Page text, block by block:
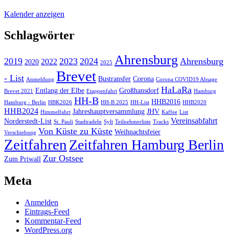
Kalender anzeigen
Schlagwörter
2019 2020 2022 2023 2024 2025 Ahrensburg Ahrensburg
- List Anmeldung Brevet Bustransfer Corona Corona COVID19 Absage
Brevet 2021 Entlang der Elbe Etappenfahrt Großhansdorf HaLaRa Hamburg
Hamburg - Berlin HBK2026 HH-B HH-B 2025 HH-List HHB2016 HHB2020
HHB2024 Himmelfahrt Jahreshauptversammlung JHV Kaffee List
Norderstedt-List St. Pauli Stadtradeln Sylt Teilnehmerliste Tracks Vereinsabfahrt
Verschiebung Von Küste zu Küste Weihnachtsfeier
ZeitfahrenZeitfahren Hamburg Berlin
Zum Priwall Zur Ostsee
Meta
Anmelden
Eintrags-Feed
Kommentar-Feed
WordPress.org